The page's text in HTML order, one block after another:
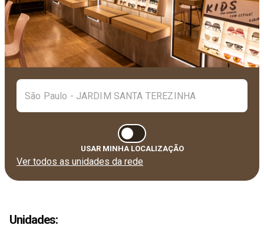
USAR MINHA LOCALIZAÇÃO
Ver todos as unidades da rede
Unidades: